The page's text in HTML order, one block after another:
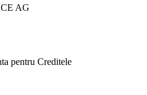
AG
pentru Creditele